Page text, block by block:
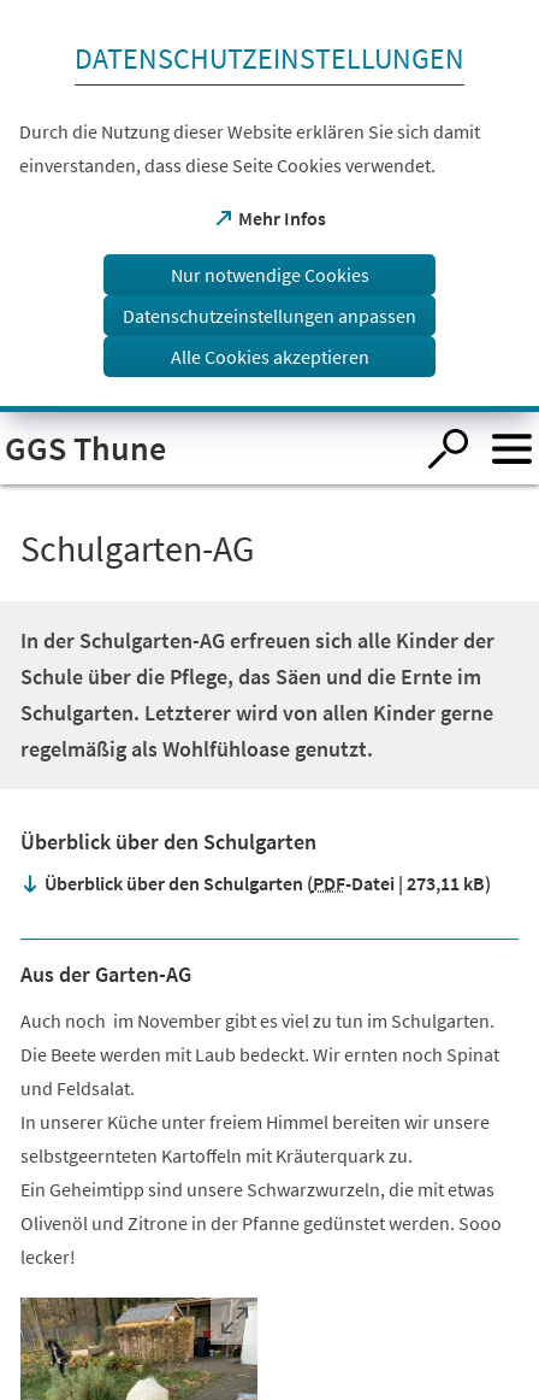
Visuelle
Assistenzsoftware
öffnen.
DATENSCHUTZEINSTELLUNGEN
Durch die Nutzung dieser Website erklären Sie sich damit
einverstanden, dass diese Seite Cookies verwendet.
Mehr Infos
(Öffnet
einem
Tab)
Nur notwendige Cookies
Datenschutzeinstellungen anpassen
Alle Cookies akzeptieren
GGS Thune
Schulgarten-AG
In der Schulgarten-AG erfreuen sich alle Kinder der
Schule über die Pflege, das Säen und die Ernte im
Schulgarten. Letzterer wird von allen Kinder gerne
regelmäßig als Wohlfühloase genutzt.
Überblick über den Schulgarten
Überblick über den Schulgarten PDF-Datei 273,11 kB
Aus der Garten-AG
Auch noch im November gibt es viel zu tun im Schulgarten.
Die Beete werden mit Laub bedeckt. Wir ernten noch Spinat
und Feldsalat.
In unserer Küche unter freiem Himmel bereiten wir unsere
selbstgeernteten Kartoffeln mit Kräuterquark zu.
Ein Geheimtipp sind unsere Schwarzwurzeln, die mit etwas
Olivenöl und Zitrone in der Pfanne gedünstet werden. Sooo
lecker!